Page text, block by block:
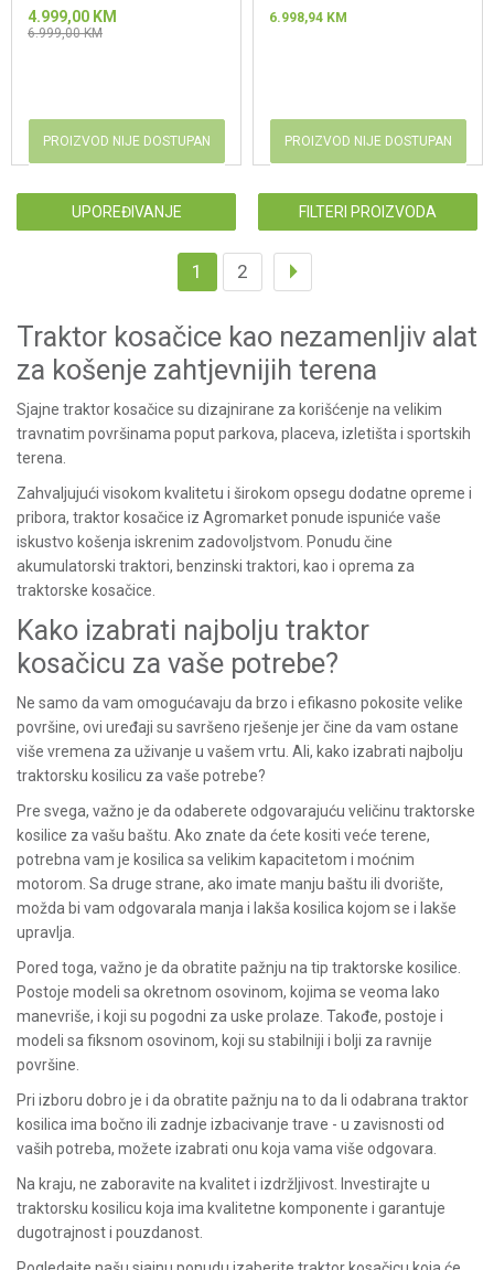
4.999,00 KM
6.999,00KM
PROIZVOD NIJE DOSTUPAN
6.998,94 KM
PROIZVOD NIJE DOSTUPAN
UPOREĐIVANJE FILTERI PROIZVODA
1 2
Traktor kosačice kao nezamenljiv alat
za košenje zahtjevnijih terena
Sjajne traktor kosačice su dizajnirane za korišćenje na velikim
travnatim površinama poput parkova, placeva, izletišta i sportskih
terena.
Zahvaljujući visokom kvalitetu i širokom opsegu dodatne opreme i
pribora, traktor kosačice iz Agromarket ponude ispuniće vaše
iskustvo košenja iskrenim zadovoljstvom. Ponudu čine
akumulatorski traktori, benzinski traktori, kao i oprema za
traktorske kosačice
Kako izabrati najbolju traktor
kosačicu za vaše potrebe?
Ne samo da vam omogućavaju da brzo i efikasno pokosite velike
površine, ovi uređaji su savršeno rješenje jer čine da vam ostane
više vremena za uživanje u vašem vrtu. Ali, kako izabrati najbolju
traktorsku kosilicu za vaše potrebe?
Pre svega, važno je da odaberete odgovarajuću veličinu traktorske
kosilice za vašu baštu. Ako znate da ćete kositi veće terene,
potrebna vam je kosilica sa velikim kapacitetom i moćnim
motorom. Sa druge strane, ako imate manju baštu ili dvorište,
možda bi vam odgovarala manja i lakša kosilica kojom se i lakše
upravlja.
Pored toga, važno je da obratite pažnju na tip traktorske kosilice.
Postoje modeli sa okretnom osovinom, kojima se veoma lako
manevriše, i koji su pogodni za uske prolaze. Takođe, postoje i
modeli sa fiksnom osovinom, koji su stabilniji i bolji za ravnije
površine.
Pri izboru dobro je i da obratite pažnju na to da li odabrana traktor
kosilica ima bočno ili zadnje izbacivanje trave - u zavisnosti od
vaših potreba, možete izabrati onu koja vama više odgovara.
Na kraju, ne zaboravite na kvalitet i izdržljivost. Investirajte u
traktorsku kosilicu koja ima kvalitetne komponente i garantuje
dugotrajnost i pouzdanost.